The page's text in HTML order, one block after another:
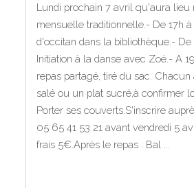
Lundi prochain 7 avril qu'aura lieu
mensuelle traditionnelle.- De 17h
d'occitan dans la bibliothèque.- De
Initiation à la danse avec Zoé.- A
repas partagé, tiré du sac.
salé ou un plat sucré,à confirmer
Porter ses couverts.S'inscrire
05 65 41 53 21 avant vendredi 5
frais 5€.Après le repas : Bal ...